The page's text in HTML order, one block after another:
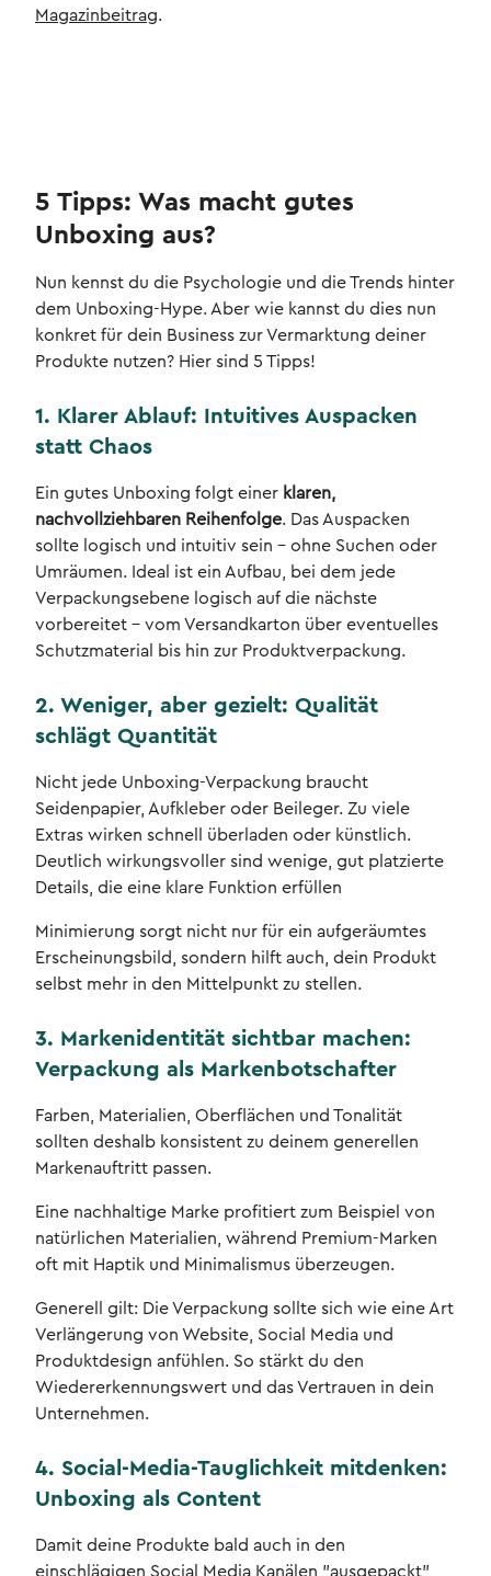
Magazinbeitrag.
5 Tipps: Was macht gutes
Unboxing aus?
Nun kennst du die Psychologie und die Trends hinter
dem Unboxing-Hype. Aber wie kannst du dies nun
konkret für dein Business zur Vermarktung deiner
Produkte nutzen? Hier sind 5 Tipps!
1. Klarer Ablauf: Intuitives Auspacken
statt Chaos
Ein gutes Unboxing folgt einer klaren,
nachvollziehbaren Reihenfolge. Das Auspacken
sollte logisch und intuitiv sein – ohne Suchen oder
Umräumen. Ideal ist ein Aufbau, bei dem jede
Verpackungsebene logisch auf die nächste
vorbereitet – vom Versandkarton über eventuelles
Schutzmaterial bis hin zur Produktverpackung.
2. Weniger, aber gezielt: Qualität
schlägt Quantität
Nicht jede Unboxing-Verpackung braucht
Seidenpapier, Aufkleber oder Beileger. Zu viele
Extras wirken schnell überladen oder künstlich.
Deutlich wirkungsvoller sind wenige, gut platzierte
Details, die eine klare Funktion erfüllen
Minimierung sorgt nicht nur für ein aufgeräumtes
Erscheinungsbild, sondern hilft auch, dein Produkt
selbst mehr in den Mittelpunkt zu stellen.
3. Markenidentität sichtbar machen:
Verpackung als Markenbotschafter
Farben, Materialien, Oberflächen und Tonalität
sollten deshalb konsistent zu deinem generellen
Markenauftritt passen.
Eine nachhaltige Marke profitiert zum Beispiel von
natürlichen Materialien, während Premium-Marken
oft mit Haptik und Minimalismus überzeugen.
Generell gilt: Die Verpackung sollte sich wie eine Art
Verlängerung von Website, Social Media und
Produktdesign anfühlen. So stärkt du den
Wiedererkennungswert und das Vertrauen in dein
Unternehmen.
4. Social-Media-Tauglichkeit mitdenken:
Unboxing als Content
Damit deine Produkte bald auch in den
einschlägigen Social Media Kanälen "ausgepackt"